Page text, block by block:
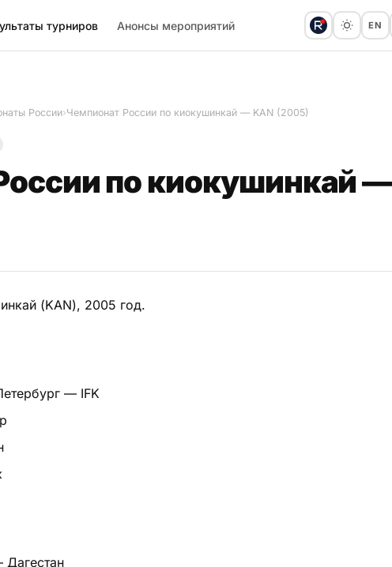
турниров Анонсы мероприятий EN
России›Чемпионат России по киокушинкай — KAN (2005)
по киокушинкай —
(KAN), 2005 год.
— IFK
Дагестан